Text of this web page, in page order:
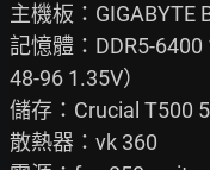
主機板：GIGABYTE
記憶體：DDR5-6400
48-96 1.35V）
儲存：Crucial T500
散熱器：vk 360